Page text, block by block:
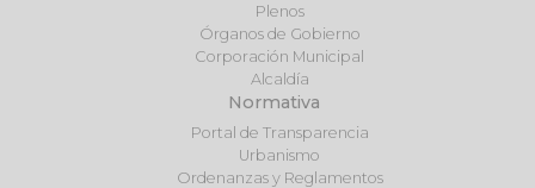
Plenos
Órganos de Gobierno
Corporación Municipal
Alcaldía
Normativa
Portal de Transparencia
Urbanismo
Ordenanzas y Reglamentos